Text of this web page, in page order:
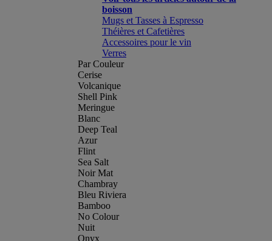
boisson
Mugs et Tasses à Espresso
Théières et Cafetières
Accessoires pour le vin
Verres
Par Couleur
Cerise
Volcanique
Shell Pink
Meringue
Blanc
Deep Teal
Azur
Flint
Sea Salt
Noir Mat
Chambray
Bleu Riviera
Bamboo
No Colour
Nuit
Onyx